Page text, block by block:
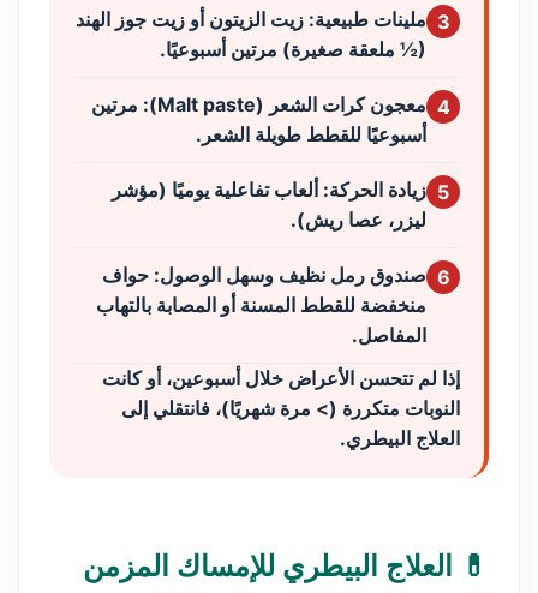
3 ملينات طبيعية: زيت الزيتون أو زيت جوز الهند
(½ ملعقة صغيرة) مرتين أسبوعيًا.
4 معجون كرات الشعر (Malt paste):
مرتين
أسبوعيًا للقطط طويلة الشعر.
5 زيادة الحركة: ألعاب تفاعلية يوميًا (مؤشر
ليزر، عصا ريش).
6 صندوق رمل نظيف وسهل الوصول: حواف
منخفضة للقطط المسنة أو المصابة بالتهاب
المفاصل.
إذا لم تتحسن الأعراض خلال أسبوعين، أو كانت
النوبات متكررة (> مرة شهريًا)، فانتقلي إلى
العلاج البيطري.
💊 العلاج البيطري للإمساك المزمن